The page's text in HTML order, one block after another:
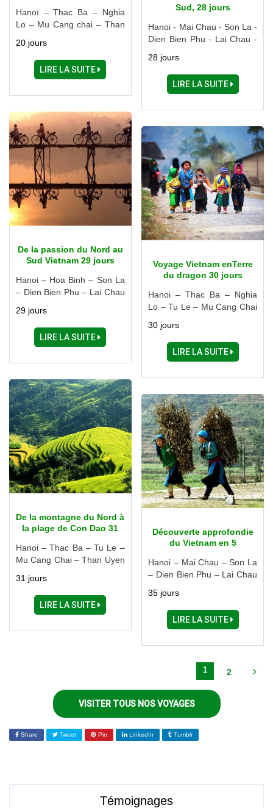
Hanoï – Thac Ba – Nghia
Lo – Mu Cang chai – Than
Cao Bang – Lang Son –
Halong – Hai Phong – Nam
Dinh – Ninh Binh
20 jours
LIRE LA SUITE
Sud, 28 jours
Hanoi - Mai Chau - Son La -
Dien Bien Phu - Lai Chau -
Cao Bang - Lang Son -
Halong - Hue - Hoi An -
Danang - Buon Me Thuot -
Doc - Ho Chi Minh Ville
28 jours
LIRE LA SUITE
De la passion du Nord au
Sud Vietnam 29 jours
Hanoi – Hoa Binh – Son La
– Dien Bien Phu – Lai Chau
Ninh Binh – Hue – Danang
– Hoi An – Pleiku – Buon
Ma Thuot – Nha Trang –
Ninh – Cu Chi – Can Tho –
Vinh Long – Ho Chi Minh
Ville
29 jours
LIRE LA SUITE
Voyage Vietnam enTerre
du dragon 30 jours
Hanoi – Thac Ba – Nghia
Lo – Tu Le – Mu Cang Chai
Giang – Cao Bang – Lang
Son – Halong – Hai Phong
– Nam Dinh – Ninh Binh –
My Tho – Can Tho – Chau
Doc – Ho Chi Minh Ville
30 jours
LIRE LA SUITE
De la montagne du Nord à
la plage de Con Dao 31
Hanoi – Thac Ba – Tu Le –
Mu Cang Chai – Than Uyen
– Halong – Ninh Binh – Hue
– Danang – Hoi An – Nha
Trang – Ben Tre - My Tho –
Tho – Con Dao - Saigon
31 jours
LIRE LA SUITE
Découverte approfondie
du Vietnam en 5
Hanoi – Mai Chau – Son La
– Dien Bien Phu – Lai Chau
Bang – Ba Be – Thai
Nguyen – Halong – Ninh
Binh – Hue – Danang – Hoi
Tho – Saigon – Can Tho –
35 jours
LIRE LA SUITE
1 2
VISITER TOUS NOS VOYAGES
Share Tweet Pin LinkedIn Tumblr
Témoignages